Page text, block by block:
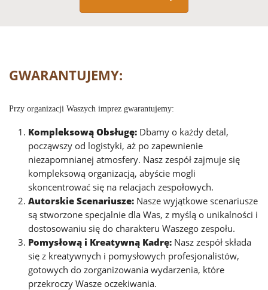
GWARANTUJEMY:
Przy organizacji Waszych imprez gwarantujemy:
Kompleksową Obsługę: Dbamy o każdy detal,
począwszy od logistyki, aż po zapewnienie
niezapomnianej atmosfery. Nasz zespół zajmuje się
kompleksową organizacją, abyście mogli
skoncentrować się na relacjach zespołowych.
Autorskie Scenariusze: Nasze wyjątkowe scenariusze
są stworzone specjalnie dla Was, z myślą o unikalności i
dostosowaniu się do charakteru Waszego zespołu.
Pomysłową i Kreatywną Kadrę: Nasz zespół składa
się z kreatywnych i pomysłowych profesjonalistów,
gotowych do zorganizowania wydarzenia, które
przekroczy Wasze oczekiwania.